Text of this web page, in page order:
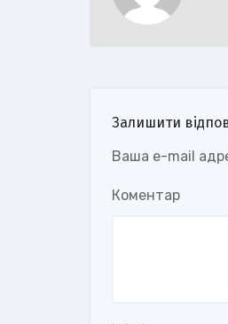
Залишити
Ваша e-mail
Коментар